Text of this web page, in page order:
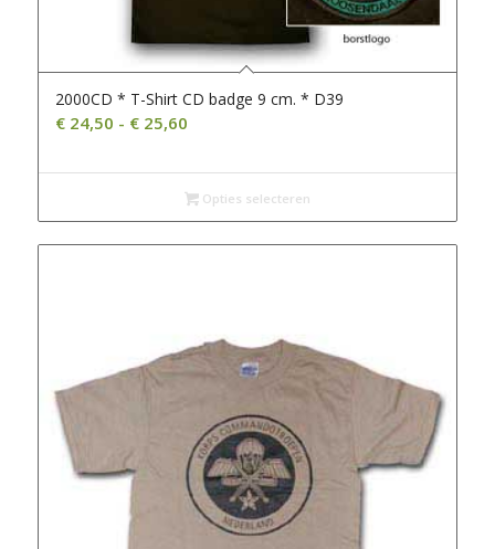
2000CD * T-Shirt CD badge 9 cm. * D39
€24,50 - €25,60Prijsklasse:
tot
€ 25,60
Opties selecteren